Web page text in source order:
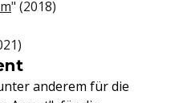
" (2018)
anderem für die